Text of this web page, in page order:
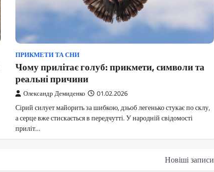
ПРИКМЕТИ ТА СНИ
Чому прилітає голуб: прикмети, символи та
реальні причини
Олександр Демиденко 01.02.2026
Сірий силует майорить за шибкою, дзьоб легенько стукає по склу,
а серце вже стискається в передчутті. У народній свідомості
приліт…
Новіші записи